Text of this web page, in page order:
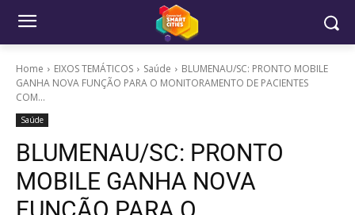
Home EIXOS TEMÁTICOS Saúde
BLUMENAU/SC: PRONTO MOBILE
GANHA NOVA FUNÇÃO PARA O MONITORAMENTO DE PACIENTES
COM...
Saúde
BLUMENAU/SC: PRONTO
MOBILE GANHA NOVA